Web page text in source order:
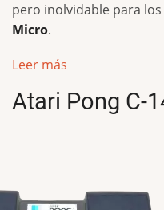
pero inolvidable para
Micro.
Leer más
Atari Pong C-